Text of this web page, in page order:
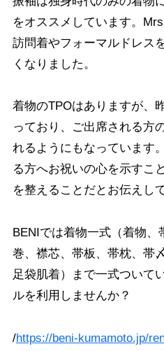
をオススメしています。
訪問着やフォーマルドレス
くなりました。
着物のTPOはありますが、
っており、ご出席される方
れるようにもなっています
る方へお祝いの心を示すこ
を整えることだとお伝えし
BENIでは着物一式（着物、
巻、襟芯、帯板、帯枕、帯
足袋肌着）まで一式ついて
ルを利用しませんか？
/https://beni-kumamoto.jp/